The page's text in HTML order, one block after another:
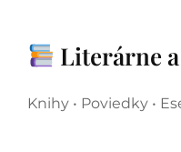
Literárne
Knihy • Poviedky •